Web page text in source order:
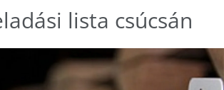
lista csúcsán